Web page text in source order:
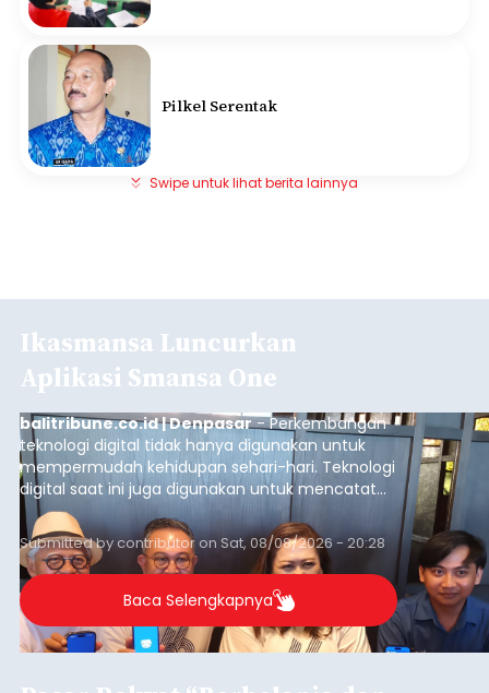
Pilkel Serentak
Swipe untuk lihat berita lainnya
Ikasmansa Luncurkan
Aplikasi Smansa One
balitribune.co.id | Denpasar- Perkembangan
teknologi digital tidak hanya digunakan untuk
mempermudah kehidupan sehari-hari. Teknologi
digital saat ini juga digunakan untuk mencatat
dan mengelola data base alumni dari suatu
sekolah, salah satunya adalah alumni SMA 1
Denpasar.
Submitted bycontributoron Sat, 08/08/2026 - 20:28
Baca Selengkapnya